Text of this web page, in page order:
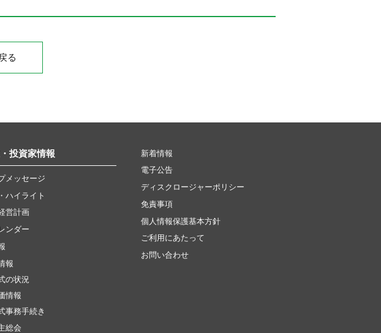
る
投資家情報
メッセージ
ハイライト
営計画
ンダー
報
の状況
情報
事務手続き
総会
新着情報
電子公告
ディスクロージャーポリシー
免責事項
個人情報保護基本方針
ご利用にあたって
お問い合わせ